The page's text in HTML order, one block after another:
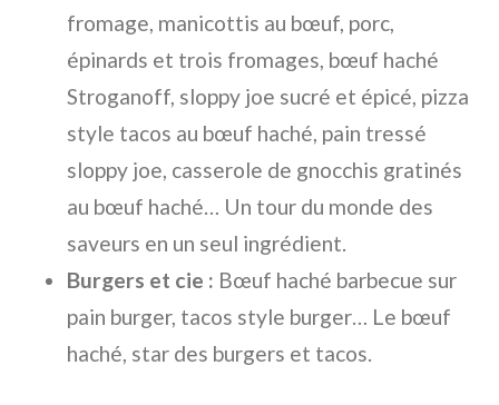
fromage, manicottis au bœuf, porc,
épinards et trois fromages, bœuf haché
Stroganoff, sloppy joe sucré et épicé, pizza
style tacos au bœuf haché, pain tressé
sloppy joe, casserole de gnocchis gratinés
au bœuf haché… Un tour du monde des
saveurs en un seul ingrédient.
Burgers et cie : Bœuf haché barbecue sur
pain burger, tacos style burger… Le bœuf
haché, star des burgers et tacos.